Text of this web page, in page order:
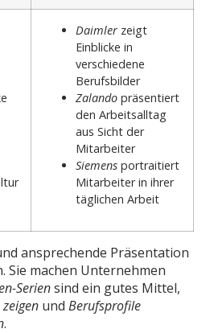
Daimler zeigt
Einblicke in
verschiedene
Berufsbilder
Zalando präsentiert
den Arbeitsalltag
aus Sicht der
Mitarbeiter
Siemens portraitiert
Mitarbeiter in ihrer
täglichen Arbeit
ansprechende Präsentation
Sie machen Unternehmen
Seriensind ein gutes Mittel,
und Berufsprofile
.